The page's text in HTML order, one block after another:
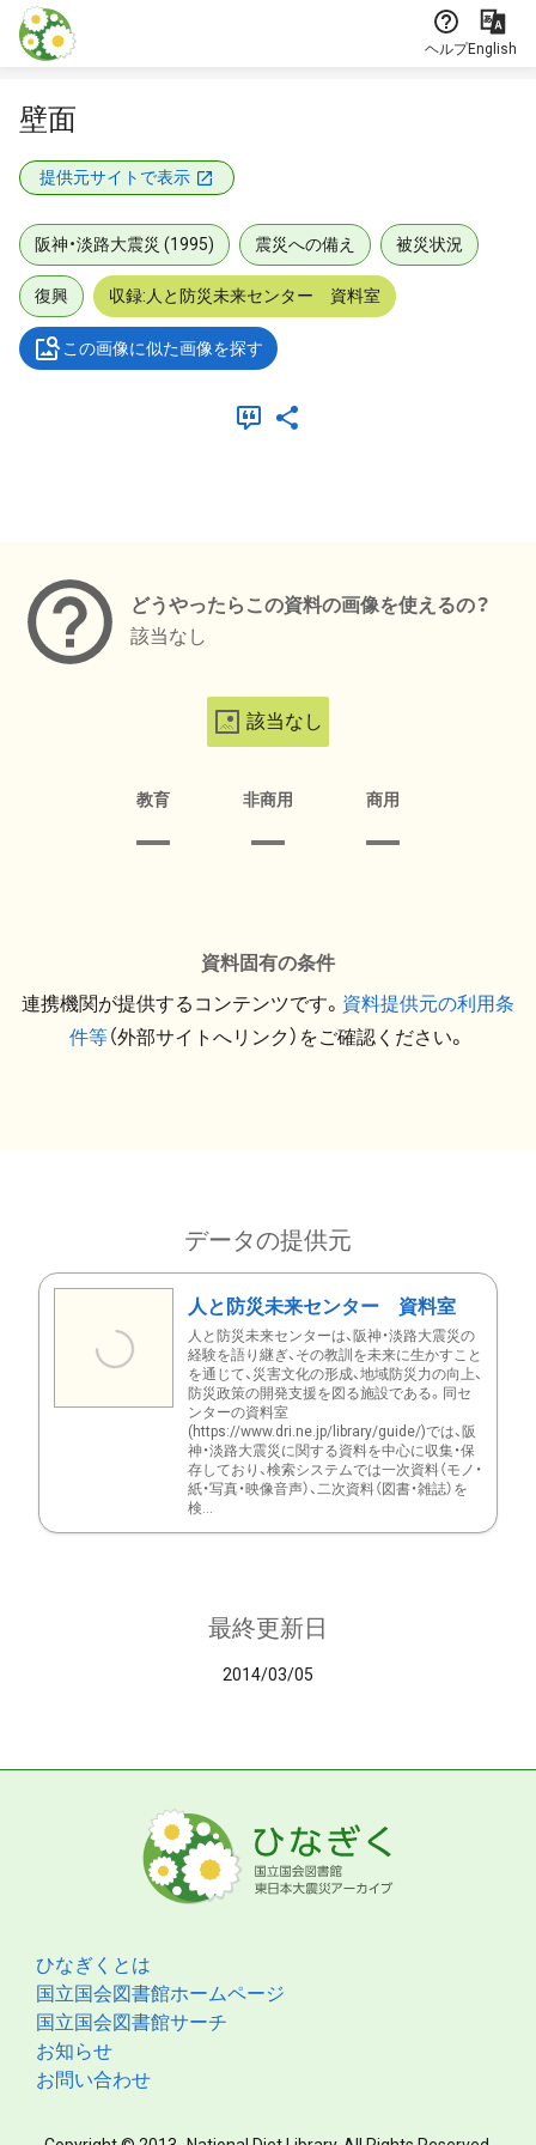
本文に飛ぶ
ヘルプEnglish
壁面
提供元サイトで表示
阪神・淡路大震災 (1995) 震災への備え 被災状況
復興 収録:人と防災未来センター 資料室
この画像に似た画像を探す
どうやったらこの資料の画像を使えるの？
該当なし
該当なし
教育 非商用 商用
資料固有の条件
連携機関が提供するコンテンツです。 資料提供元の利用条
件等（外部サイトへリンク）をご確認ください。
データの提供元
人と防災未来センター 資料室
人と防災未来センターは、阪神・淡路大震災の
経験を語り継ぎ、その教訓を未来に生かすこと
を通じて、災害文化の形成、地域防災力の向上、
防災政策の開発支援を図る施設である。同セ
ンターの資料室
(https://www.dri.ne.jp/library/guide/)では、阪
神・淡路大震災に関する資料を中心に収集・保
存しており、検索システムでは一次資料（モノ・
紙・写真・映像音声）、二次資料（図書・雑誌）を
検...
最終更新日
2014/03/05
ひなぎくとは
国立国会図書館ホームページ
国立国会図書館サーチ
お知らせ
お問い合わせ